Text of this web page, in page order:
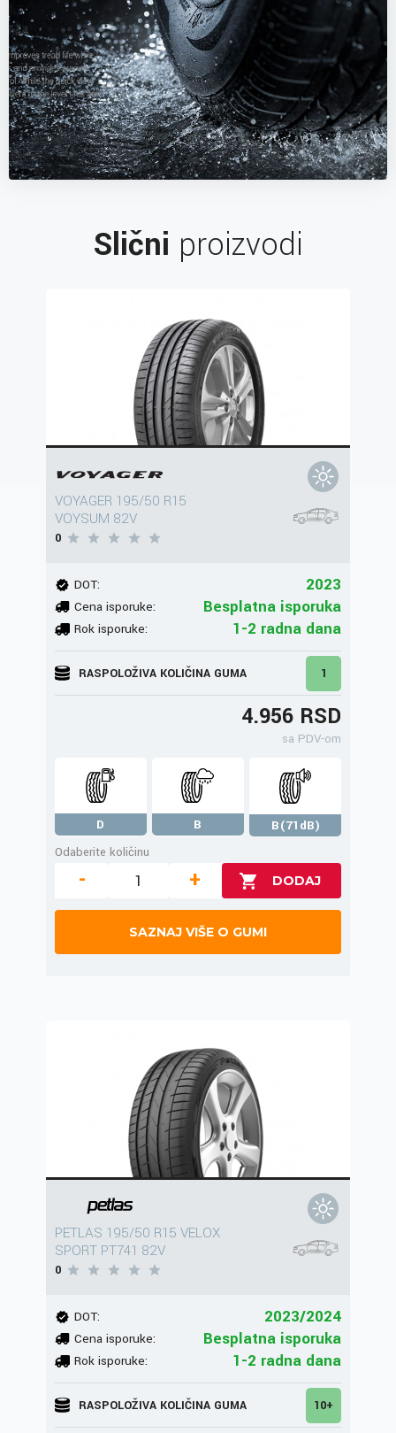
Slični proizvodi
VOYAGER 195/50 R15
VOYSUM 82V
0
DOT: 2023
Cena isporuke: Besplatna isporuka
Rok isporuke: 1-2 radna dana
RASPOLOŽIVA KOLIČINA GUMA 1
4.956 RSD
sa PDV-om
D B
B(71dB)
Odaberite količinu
- +
SAZNAJ VIŠE O GUMI
PETLAS 195/50 R15 VELOX
SPORT PT741 82V
0
DOT: 2023/2024
Cena isporuke: Besplatna isporuka
Rok isporuke: 1-2 radna dana
RASPOLOŽIVA KOLIČINA GUMA 10+